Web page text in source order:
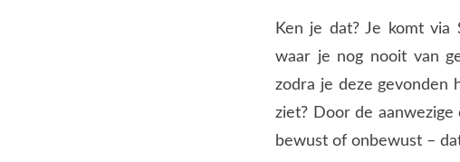
Ken je dat? Je komt
waar je nog nooit van
zodra je deze gevonden
ziet? Door de
bewust of onbewust –